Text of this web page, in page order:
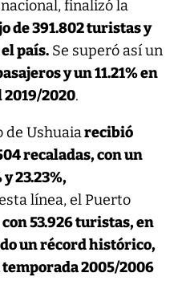
finalizó la
de 391.802 turistas y
país.Se superó así un
y un 11.21% en
2020.
de Ushuaiarecibió
recaladas, con un
23.23%,
línea, el Puerto
con 53.926 turistas, en
un récord histórico,
2005/2006